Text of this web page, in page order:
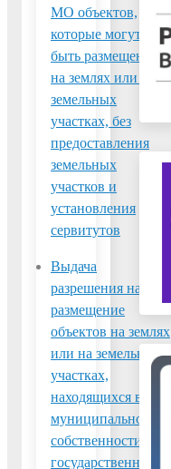
МО объектов,
которые могут
быть размещены
на землях или на
земельных
участках, без
предоставления
земельных
участков и
установления
сервитутов
Выдача
разрешения на
размещение
объектов на землях
или на земельных
участках,
находящихся в
муниципальной
собственности или
государственная